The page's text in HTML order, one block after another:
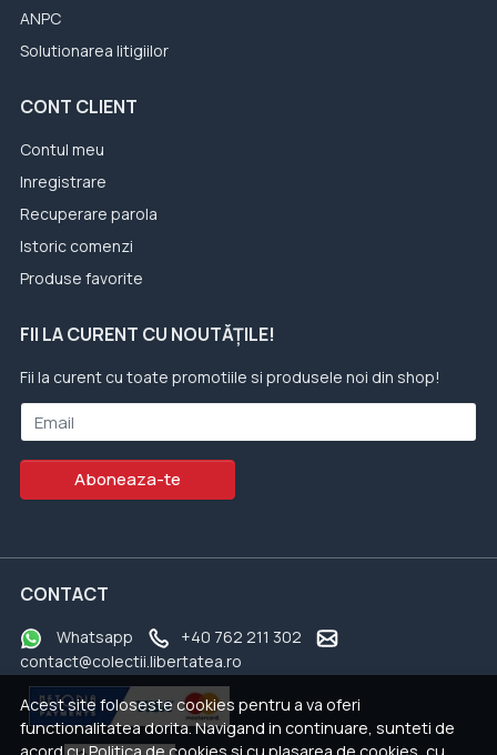
Acest site foloseste cookies pentru a va oferi
functionalitatea dorita. Navigand in continuare, sunteti de
ANPC
Solutionarea litigiilor
CONT CLIENT
Contul meu
Inregistrare
Recuperare parola
Istoric comenzi
Produse favorite
FII LA CURENT CU NOUTĂȚILE!
Fii la curent cu toate promotiile si produsele noi din shop!
Email
Aboneaza-te
CONTACT
Whatsapp
+40 762 211 302
contact@colectii.libertatea.ro